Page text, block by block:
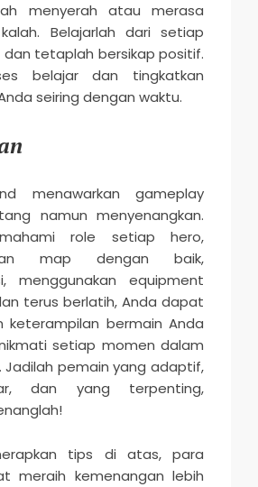
menyerah atau merasa
Belajarlah dari setiap
tetaplah bersikap positif.
belajar dan tingkatkan
seiring dengan waktu.
menawarkan gameplay
namun menyenangkan.
role setiap hero,
map dengan baik,
menggunakan equipment
terus berlatih, Anda dapat
keterampilan bermain Anda
setiap momen dalam
Jadilah pemain yang adaptif,
dan yang terpenting,
tips di atas, para
meraih kemenangan lebih